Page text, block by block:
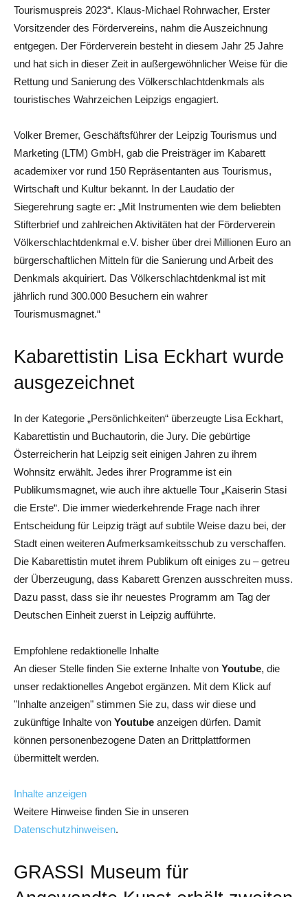
Tourismuspreis 2023“. Klaus-Michael Rohrwacher, Erster
Vorsitzender des Fördervereins, nahm die Auszeichnung
entgegen. Der Förderverein besteht in diesem Jahr 25 Jahre
und hat sich in dieser Zeit in außergewöhnlicher Weise für die
Rettung und Sanierung des Völkerschlachtdenkmals als
touristisches Wahrzeichen Leipzigs engagiert.
Volker Bremer, Geschäftsführer der Leipzig Tourismus und
Marketing (LTM) GmbH, gab die Preisträger im Kabarett
academixer vor rund 150 Repräsentanten aus Tourismus,
Wirtschaft und Kultur bekannt. In der Laudatio der
Siegerehrung sagte er: „Mit Instrumenten wie dem beliebten
Stifterbrief und zahlreichen Aktivitäten hat der Förderverein
Völkerschlachtdenkmal e.V. bisher über drei Millionen Euro an
bürgerschaftlichen Mitteln für die Sanierung und Arbeit des
Denkmals akquiriert. Das Völkerschlachtdenkmal ist mit
jährlich rund 300.000 Besuchern ein wahrer
Tourismusmagnet.“
Kabarettistin Lisa Eckhart wurde
ausgezeichnet
In der Kategorie „Persönlichkeiten“ überzeugte Lisa Eckhart,
Kabarettistin und Buchautorin, die Jury. Die gebürtige
Österreicherin hat Leipzig seit einigen Jahren zu ihrem
Wohnsitz erwählt. Jedes ihrer Programme ist ein
Publikumsmagnet, wie auch ihre aktuelle Tour „Kaiserin Stasi
die Erste“. Die immer wiederkehrende Frage nach ihrer
Entscheidung für Leipzig trägt auf subtile Weise dazu bei, der
Stadt einen weiteren Aufmerksamkeitsschub zu verschaffen.
Die Kabarettistin mutet ihrem Publikum oft einiges zu – getreu
der Überzeugung, dass Kabarett Grenzen ausschreiten muss.
Dazu passt, dass sie ihr neuestes Programm am Tag der
Deutschen Einheit zuerst in Leipzig aufführte.
Empfohlene redaktionelle Inhalte
An dieser Stelle finden Sie externe Inhalte von Youtube, die
unser redaktionelles Angebot ergänzen. Mit dem Klick auf
"Inhalte anzeigen" stimmen Sie zu, dass wir diese und
zukünftige Inhalte von Youtube anzeigen dürfen. Damit
können personenbezogene Daten an Drittplattformen
übermittelt werden.
Inhalte anzeigen
Weitere Hinweise finden Sie in unseren
Datenschutzhinweisen.
GRASSI Museum für